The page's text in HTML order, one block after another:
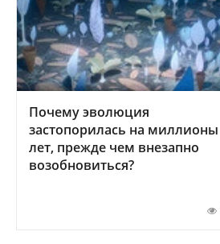
Почему эволюция
застопорилась на миллионы
лет, прежде чем внезапно
возобновиться?